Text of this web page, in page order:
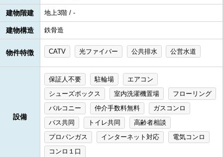
建物階建 地上3階 / -
建物構造 鉄骨造
物件特徴 CATV 光ファイバー 公共排水 公営水道
設備
保証人不要 駐輪場
エアコン
シューズボックス
室内洗濯機置場
フローリング
バルコニー
仲介手数料無料
ガスコンロ
バス共同
トイレ共同
高齢者相談
プロパンガス
インターネット対応
電気コンロ
コンロ１口